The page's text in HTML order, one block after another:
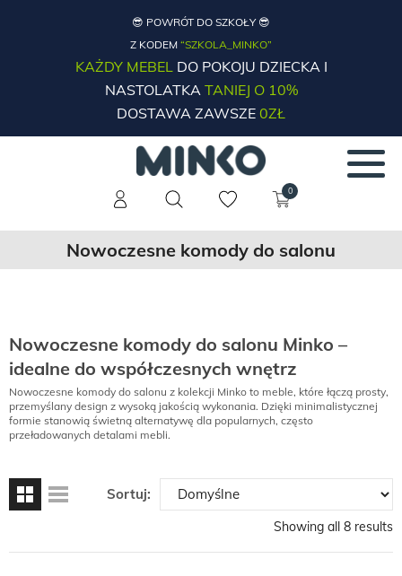
😎 POWRÓT DO SZKOŁY 😎
Z KODEM “SZKOLA_MINKO”
KAŻDY MEBELDO POKOJU DZIECKA I
NASTOLATKATANIEJ O 10%
DOSTAWA ZAWSZE 0ZŁ
0
Nowoczesne komody do salonu
Nowoczesne komody do salonu Minko –
idealne do współczesnych wnętrz
Nowoczesne komody do salonu z kolekcji Minko to meble, które łączą prosty,
przemyślany design z wysoką jakością wykonania. Dzięki minimalistycznej
formie stanowią świetną alternatywę dla popularnych, często
przeładowanych detalami mebli.
Sortuj:
Showing all 8 results